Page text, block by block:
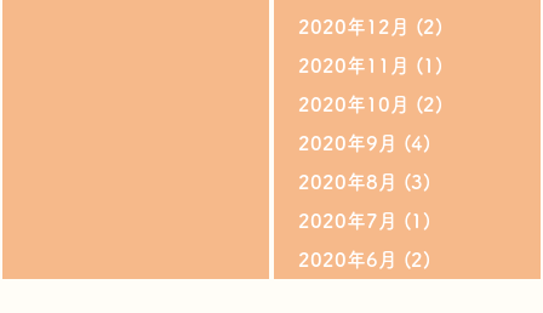
2020年12月
(2)
2020年11月
(1)
2020年10月
(2)
2020年9月
(4)
2020年8月
(3)
2020年7月
(1)
2020年6月
(2)